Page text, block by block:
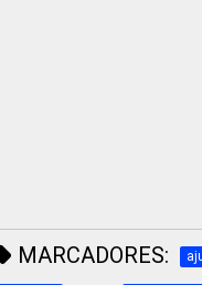
MARCADORES: